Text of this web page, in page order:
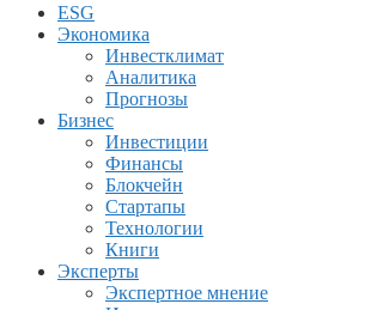
ESG
Экономика
Инвестклимат
Аналитика
Прогнозы
Бизнес
Инвестиции
Финансы
Блокчейн
Стартапы
Технологии
Книги
Эксперты
Экспертное мнение